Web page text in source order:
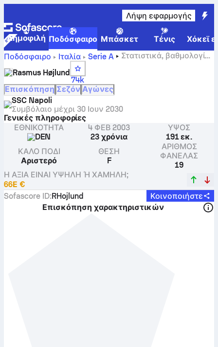
Λήψη εφαρμογής
Δημοφιλή Ποδόσφαιρο Μπάσκετ Τένις
Χόκεϊ
Ποδόσφαιρο
Ιταλία Serie A
Στατιστικά, βαθμολογίες
και γκολ του Rasmus Højlund.
Rasmus Højlund
74k
Επισκόπηση Σεζόν Αγώνες
SSC Napoli
Συμβόλαιο μέχρι 30 Ιουν 2030
Γενικές πληροφορίες
ΕΘΝΙΚΌΤΗΤΑ
DEN
4 ΦΕΒ 2003
23 χρόνια
ΎΨΟΣ
191 εκ.
ΚΑΛΌ ΠΌΔΙ
Αριστερό
ΘΈΣΗ
F
ΑΡΙΘΜΌΣ
ΦΑΝΈΛΑΣ
19
Η ΑΞΊΑ ΕΊΝΑΙ ΥΨΗΛΉ Ή ΧΑΜΗΛΉ;
66Ε €
Sofascore ID:RHojlund
Κοινοποιήστε
Επισκόπηση χαρακτηριστικών